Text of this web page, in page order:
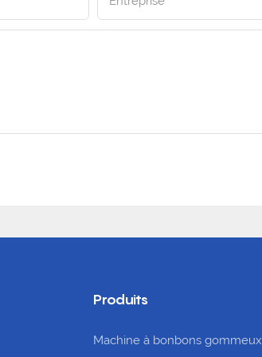
Produits
Machine à bonbons gommeux